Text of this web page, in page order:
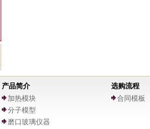
产品简介
加热模块
分子模型
磨口玻璃仪器
选购流程
合同模板